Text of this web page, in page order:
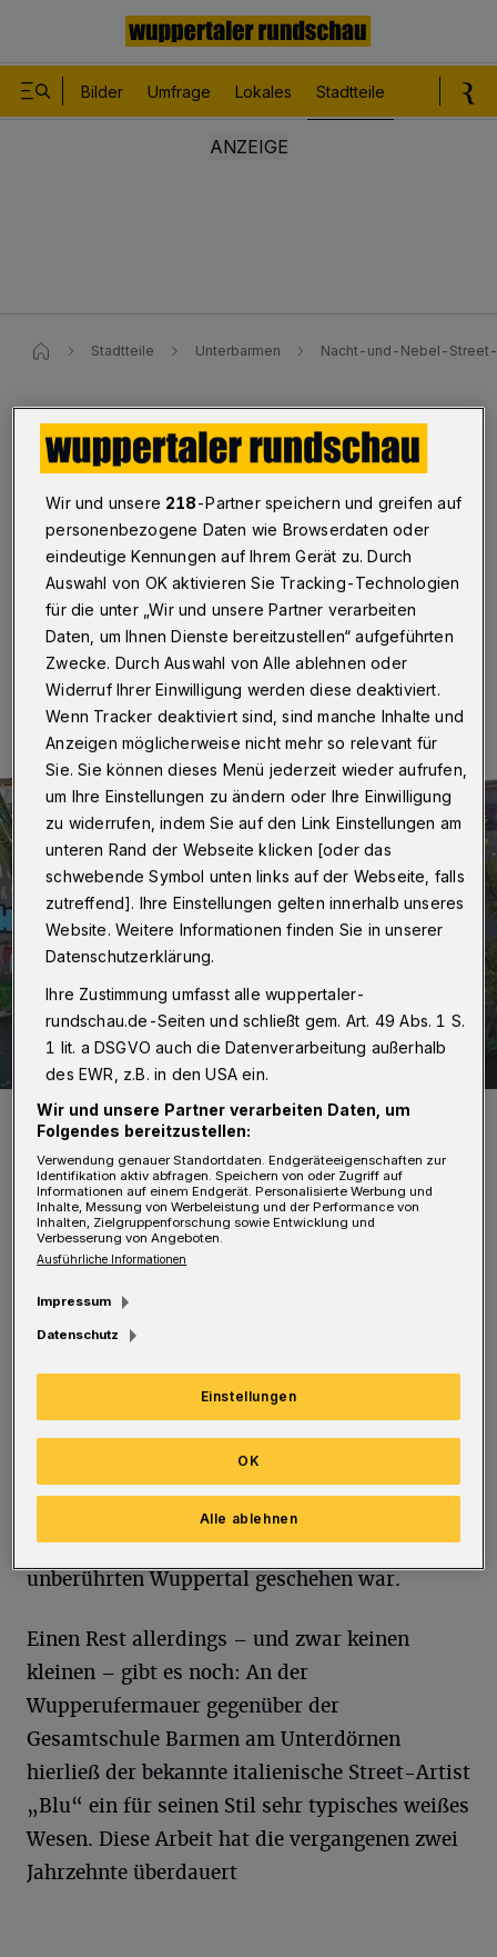
Bilder Umfrage Lokales Stadtteile
Stadtteile Unterbarmen Nacht-und-Nebel-
Unterbarmen
Fast nichts mehr übrig ...
·
... ist von der im Sommer 2006, also vor
20 Jahren, in Wuppertal realisierten Nacht-und-
Nebel-Street-Art-Aktion „Outsides“, die seinerzeit für
manches Aufsehen und viele Fragezeichen sorgte.
Erinnert an das Street-Art-Projekt "Outsides" des Sommers 2006:
An der Wupperufermauer gegenüber der Gesamtschule Barmen am
Unterdörnen hierließ der italienische Street-Artist „Blu“ ein für
seinen Stil sehr typisches weißes Wesen. Diese Arbeit hat die
vergangenen zwei Jahrzehnte überdauert.
Foto: Wuppertaler Rundschau/sts
Gesponsort von „Red Bull“ schufen etwa 20
internationale Künstlerinnen und Künstler
(sämtlich nicht genehmigte) Wandbilder,
Wandtexte, Installationen und Interventionen.
Erst etliche Wochen später wurde überhaupt
klar, was bei diesem ungewöhnlichen Projekt
im damals vom Thema Street Art quasi völlig
unberührten Wuppertal geschehen war.
Einen Rest allerdings – und zwar keinen
kleinen – gibt es noch: An der
Wupperufermauer gegenüber der
Gesamtschule Barmen am Unterdörnen
hierließ der bekannte italienische Street-Artist
„Blu“ ein für seinen Stil sehr typisches weißes
Wesen. Diese Arbeit hat die vergangenen zwei
Jahrzehnte überdauert
Wir und unsere 218-Partner speichern und greifen auf
personenbezogene Daten wie Browserdaten oder
eindeutige Kennungen auf Ihrem Gerät zu. Durch
Auswahl von OK aktivieren Sie Tracking-Technologien
für die unter „Wir und unsere Partner verarbeiten
Daten, um Ihnen Dienste bereitzustellen“ aufgeführten
Zwecke. Durch Auswahl von Alle ablehnen oder
Widerruf Ihrer Einwilligung werden diese deaktiviert.
Wenn Tracker deaktiviert sind, sind manche Inhalte und
Anzeigen möglicherweise nicht mehr so relevant für
Sie. Sie können dieses Menü jederzeit wieder aufrufen,
um Ihre Einstellungen zu ändern oder Ihre Einwilligung
zu widerrufen, indem Sie auf den Link Einstellungen am
unteren Rand der Webseite klicken [oder das
schwebende Symbol unten links auf der Webseite, falls
zutreffend]. Ihre Einstellungen gelten innerhalb unseres
Website. Weitere Informationen finden Sie in unserer
Datenschutzerklärung.
Ihre Zustimmung umfasst alle wuppertaler-
rundschau.de-Seiten und schließt gem. Art. 49 Abs. 1 S.
1 lit. a DSGVO auch die Datenverarbeitung außerhalb
des EWR, z.B. in den USA ein.
Wir und unsere Partner verarbeiten Daten, um
Folgendes bereitzustellen:
Verwendung genauer Standortdaten. Endgeräteeigenschaften zur
Identifikation aktiv abfragen. Speichern von oder Zugriff auf
Informationen auf einem Endgerät. Personalisierte Werbung und
Inhalte, Messung von Werbeleistung und der Performance von
Inhalten, Zielgruppenforschung sowie Entwicklung und
Verbesserung von Angeboten.
Ausführliche Informationen
Impressum
Datenschutz
Einstellungen
Alle ablehnen
OK